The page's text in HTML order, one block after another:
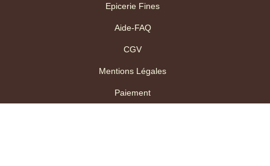
Epicerie Fines
Aide-FAQ
CGV
Mentions Légales
Paiement